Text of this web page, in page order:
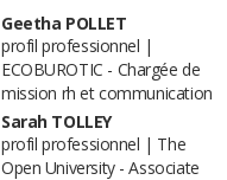
Geetha POLLET
profil professionnel |
ECOBUROTIC - Chargée de
mission rh et communication
Sarah TOLLEY
profil professionnel | The
Open University - Associate